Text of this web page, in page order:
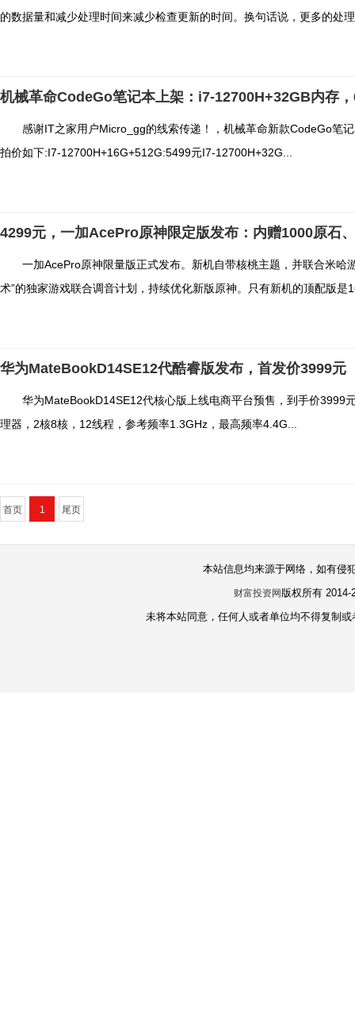
的数据量和减少处理时间来减少检查更新的时间。换句话说，更多的处
机械革命CodeGo笔记本上架：i7-12700H+32GB内存
感谢IT之家用户Micro_gg的线索传递！，机械革命新款CodeGo笔
拍价如下:I7-12700H+16G+512G:5499元I7-12700H+32G...
4299元，一加AcePro原神限定版发布：内赠1000原石
一加AcePro原神限量版正式发布。新机自带核桃主题，并联合米
术”的独家游戏联合调音计划，持续优化新版原神。只有新机的顶配版是
华为MateBookD14SE12代酷睿版发布，首发价3999元
华为MateBookD14SE12代核心版上线电商平台预售，到手价
理器，2核8核，12线程，参考频率1.3GHz，最高频率4.4G...
首页 1 尾页
本站信息均来源于网络，如有侵
财富投资网 版权所有 2014-
未将本站同意，任何人或者单位均不得复制